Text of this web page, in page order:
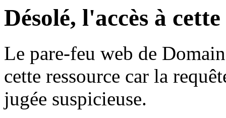
Désolé, l'accès à
Le pare-feu web de
cette ressource car la
jugée suspicieuse.